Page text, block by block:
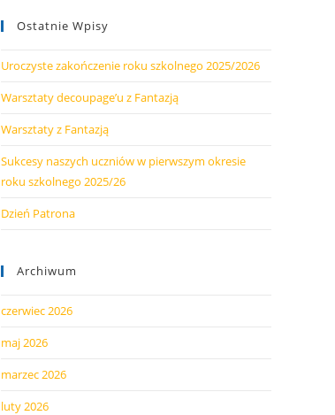
Ostatnie Wpisy
Uroczyste zakończenie roku szkolnego 2025/2026
Warsztaty decoupage’u z Fantazją
Warsztaty z Fantazją
Sukcesy naszych uczniów w pierwszym okresie
roku szkolnego 2025/26
Dzień Patrona
Archiwum
czerwiec 2026
maj 2026
marzec 2026
luty 2026